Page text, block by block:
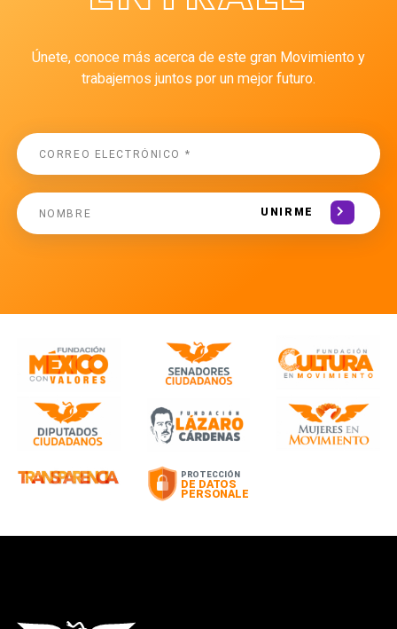
Únete, conoce más acerca de este gran Movimiento y
trabajemos juntos por un mejor futuro.
UNIRME